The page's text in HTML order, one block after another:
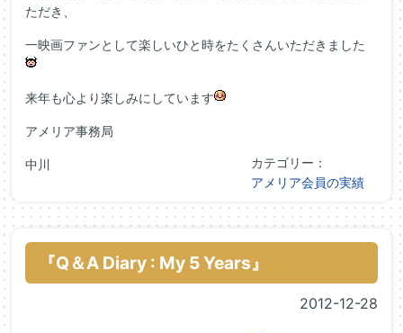
ただき、
一映画ファンとして楽しいひと時をたくさんいただきました
来年も心より楽しみにしています
アメリア事務局
中川
カテゴリー：
アメリア会員の実績
『Q＆A Diary : My 5 Years』
2012-12-28